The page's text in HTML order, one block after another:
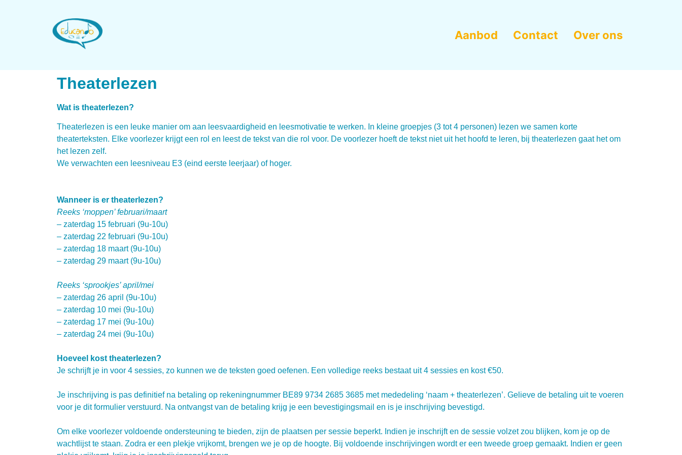
Aanbod Contact Over ons
Theaterlezen
Wat is theaterlezen?
Theaterlezen is een leuke manier om aan leesvaardigheid en leesmotivatie te werken. In kleine groepjes (3 tot 4 personen) lezen we samen korte
theaterteksten. Elke voorlezer krijgt een rol en leest de tekst van die rol voor. De voorlezer hoeft de tekst niet uit het hoofd te leren, bij theaterlezen gaat het om
het lezen zelf.
We verwachten een leesniveau E3 (eind eerste leerjaar) of hoger.
Wanneer is er theaterlezen?
Reeks ‘moppen’ februari/maart
– zaterdag 15 februari (9u-10u)
– zaterdag 22 februari (9u-10u)
– zaterdag 18 maart (9u-10u)
– zaterdag 29 maart (9u-10u)
Reeks ‘sprookjes’ april/mei
– zaterdag 26 april (9u-10u)
– zaterdag 10 mei (9u-10u)
– zaterdag 17 mei (9u-10u)
– zaterdag 24 mei (9u-10u)
Hoeveel kost theaterlezen?
Je schrijft je in voor 4 sessies, zo kunnen we de teksten goed oefenen. Een volledige reeks bestaat uit 4 sessies en kost €50.
Je inschrijving is pas definitief na betaling op rekeningnummer BE89 9734 2685 3685 met mededeling ‘naam + theaterlezen’. Gelieve de betaling uit te voeren
voor je dit formulier verstuurd. Na ontvangst van de betaling krijg je een bevestigingsmail en is je inschrijving bevestigd.
Om elke voorlezer voldoende ondersteuning te bieden, zijn de plaatsen per sessie beperkt. Indien je inschrijft en de sessie volzet zou blijken, kom je op de
wachtlijst te staan. Zodra er een plekje vrijkomt, brengen we je op de hoogte. Bij voldoende inschrijvingen wordt er een tweede groep gemaakt. Indien er geen